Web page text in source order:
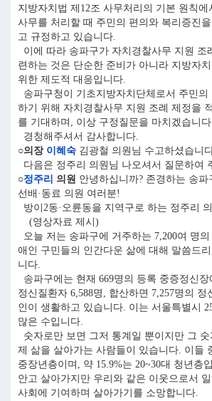
지방자치법 제12조 사무처리의 기본 원칙
사무를 처리할 때 주민의 편의와 복리증진
고 규정하고 있습니다.
이에 따라 송파구가 자치경찰사무 지원 조
련하는 것은 단순한 준비가 아니라 지방자
위한 제도적 대응입니다.
송파구청이 기초지방자치단체로서 주민
하기 위해 자치경찰사무 지원 조례 제정을
를 기대하며, 이상 구정질문을 마치겠습니
경청해주셔서 감사합니다.
○의장 이혜숙 김광철 의원님 수고하셨습니
다음은 정주리 의원님 나오셔서 질문하여
○정주리 의원 안녕하십니까? 존경하는 송
선배·동료 의원 여러분!
방이2동·오륜동을 지역구로 하는 정주리
(영상자료 제시)
오늘 저는 송파구에 거주하는 7,200여 명
애인 구민들의 인간다운 삶에 대해 말씀드
니다.
송파구에는 현재 669명의 등록 중증정신장
정신질환자 6,588명, 합산하면 7,257명의 정
인이 생활하고 있습니다. 이는 서울특별시
많은 수입니다.
숫자로만 보면 그저 통계일 뿐이지만 그
제 삶을 살아가는 사람들이 있습니다. 이들
중장년층이며, 약 15.9%는 20~30대 청년층
안고 살아가지만 우리와 같은 이웃으로서
사회에 기여하며 살아가기를 소망합니다.